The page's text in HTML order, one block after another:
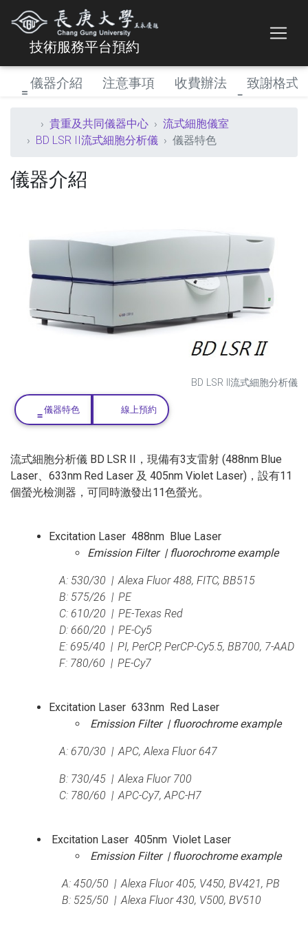
技術服務平台預約
儀器介紹 注意事項 收費辦法 致謝格式
貴重及共同儀器中心
流式細胞儀室
BD LSR II流式細胞分析儀
儀器特色
儀器介紹
BD LSR II流式細胞分析儀
儀器特色 線上預約
流式細胞分析儀 BD LSR II，現備有3支雷射 (488nm Blue
Laser、633nm Red Laser 及 405nm Violet Laser)，設有11
個螢光檢測器，可同時激發出11色螢光。
Excitation Laser 488nm Blue Laser
Emission Filter | fluorochrome example
A: 530/30 | Alexa Fluor 488, FITC, BB515
B: 575/26 | PE
C: 610/20 | PE-Texas Red
D: 660/20 | PE-Cy5
E: 695/40 | PI, PerCP, PerCP-Cy5.5, BB700, 7-AAD
F: 780/60 | PE-Cy7
Excitation Laser 633nm Red Laser
Emission Filter | fluorochrome example
A: 670/30 | APC, Alexa Fluor 647
B: 730/45 | Alexa Fluor 700
C: 780/60 | APC-Cy7, APC-H7
Excitation Laser 405nm Violet Laser
Emission Filter | fluorochrome example
A: 450/50 | Alexa Fluor 405, V450, BV421, PB
B: 525/50 | Alexa Fluor 430, V500, BV510